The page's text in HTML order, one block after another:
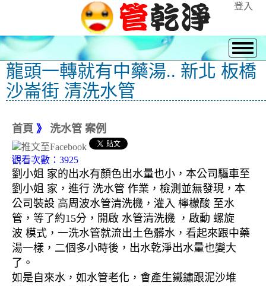
登入
龍頭一轉就有中藥湯.. 新北 板橋
沙崙街 清洗水管
首頁 》 洗水管 案例
觀看次數：3925
劉小姐 家的出水有顏色出水量也小，本公司驅車至
劉小姐 家，進行 洗水管 作業，檢測並無發現，本
公司裝設 高周波水管清洗機，灌入 檸檬酸 至水
管，等了約15分，開啟 水管清洗機 ，啟動 螺旋
波 模式，一洗水管就流出土色髒水，看起來跟中藥
湯一樣，二個多小時後，出水乾淨出水量也變大
了。
如是自來水，如水管老化，會產生鐵鏽跟泥沙堆